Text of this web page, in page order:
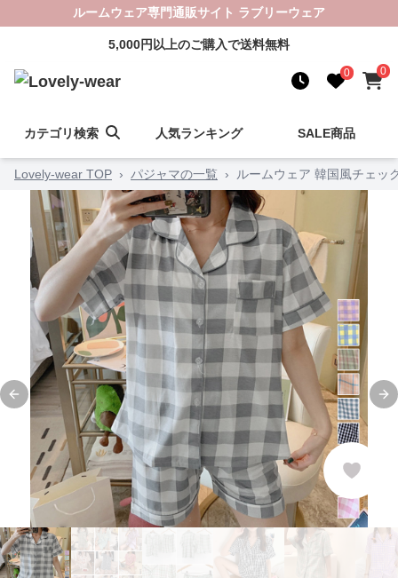
ルームウェア専門通販サイト ラブリーウェア
5,000円以上のご購入で送料無料
0 0
カテゴリ検索 人気ランキング SALE商品
Lovely-wear TOP › パジャマの一覧 › ルームウェア 韓国風チェッ
Previous slide